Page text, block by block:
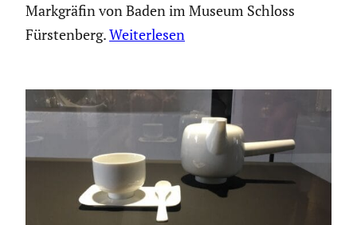
Markgräfin von Baden im Museum Schloss
Fürsten­berg.Weiter­lesen